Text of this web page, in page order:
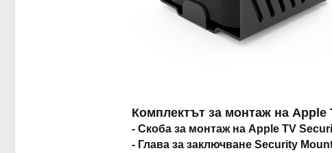
Комплектът за монтаж на
- Скоба за монтаж на Apple TV
- Глава за заключване Security